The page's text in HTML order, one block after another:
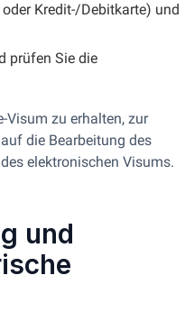
Kredit-/Debitkarte) und
prüfen Sie die
Visum zu erhalten, zur
die Bearbeitung des
elektronischen Visums.
und